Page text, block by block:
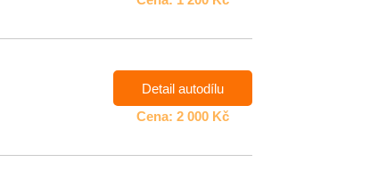
Detail autodílu
Cena: 2 000 Kč